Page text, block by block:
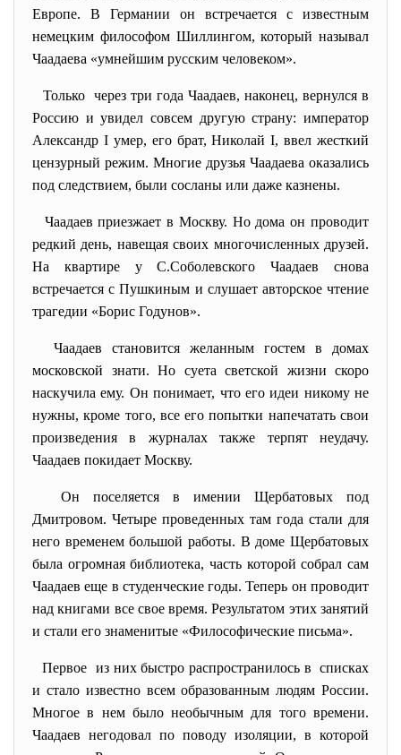
Европе. В Германии он встречается с известным
немецким философом Шиллингом, который называл
Чаадаева «умнейшим русским человеком».
Только через три года Чаадаев, наконец, вернулся в
Россию и увидел совсем другую страну: император
Александр I умер, его брат, Николай I, ввел жесткий
цензурный режим. Многие друзья Чаадаева оказались
под следствием, были сосланы или даже казнены.
Чаадаев приезжает в Москву. Но дома он проводит
редкий день, навещая своих многочисленных друзей.
На квартире у С.Соболевского Чаадаев снова
встречается с Пушкиным и слушает авторское чтение
трагедии «Борис Годунов».
Чаадаев становится желанным гостем в домах
московской знати. Но суета светской жизни скоро
наскучила ему. Он понимает, что его идеи никому не
нужны, кроме того, все его попытки напечатать свои
произведения в журналах также терпят неудачу.
Чаадаев покидает Москву.
Он поселяется в имении Щербатовых под
Дмитровом. Четыре проведенных там года стали для
него временем большой работы. В доме Щербатовых
была огромная библиотека, часть которой собрал сам
Чаадаев еще в студенческие годы. Теперь он проводит
над книгами все свое время. Результатом этих занятий
и стали его знаменитые «Философические письма».
Первое из них быстро распространилось в списках
и стало известно всем образованным людям России.
Многое в нем было необычным для того времени.
Чаадаев негодовал по поводу изоляции, в которой